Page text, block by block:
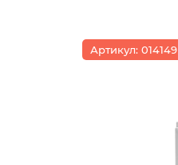
Артикул: 014149